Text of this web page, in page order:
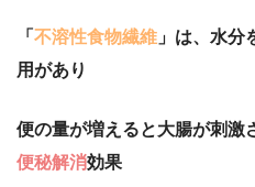
「 不溶性食物繊維 」は、水分
用があり
便の量が増えると大腸が刺激
便秘解消効果